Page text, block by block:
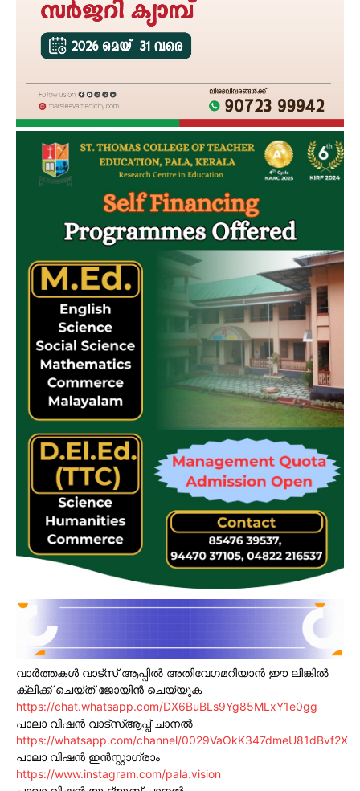
വാർത്തകൾ വാട്സ് ആപ്പിൽ അതിവേഗമറിയാൻ ഈ ലിങ്കിൽ
ക്ലിക്ക് ചെയ്ത് ജോയിൻ ചെയ്യുക
https://chat.whatsapp.com/DX6BuBLs9Yg85MLxY1e0gg
പാലാ വിഷൻ വാട്സ്ആപ്പ് ചാനൽ
https://whatsapp.com/channel/0029VaOkK347dmeU81dBvf2X
പാലാ വിഷൻ ഇൻസ്റ്റാഗ്രാം
https://www.instagram.com/pala.vision